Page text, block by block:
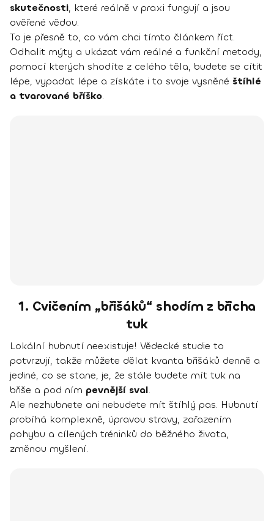
skutečnosti, které reálně v praxi fungují a jsou
ověřené vědou.
To je přesně to, co vám chci tímto článkem říct.
Odhalit mýty a ukázat vám reálné a funkční metody,
pomocí kterých shodíte z celého těla, budete se cítit
lépe, vypadat lépe a získáte i to svoje vysněné štíhlé
a tvarované bříško.
1. Cvičením „břišáků“ shodím z břicha
tuk
Lokální hubnutí neexistuje! Vědecké studie to
potvrzují, takže můžete dělat kvanta břišáků denně a
jediné, co se stane, je, že stále budete mít tuk na
břiše a pod ním pevnější sval.
Ale nezhubnete ani nebudete mít štíhlý pas. Hubnutí
probíhá komplexně, úpravou stravy, zařazením
pohybu a cílených tréninků do běžného života,
změnou myšlení.